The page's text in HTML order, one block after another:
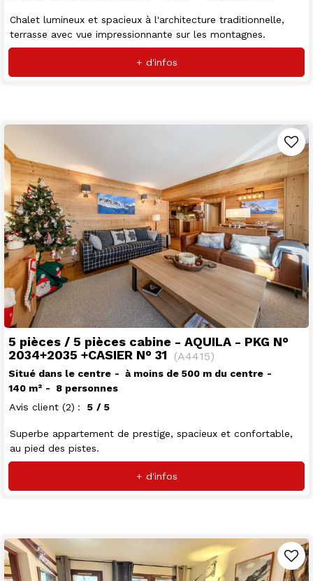
Chalet lumineux et spacieux à l'architecture traditionnelle,
terrasse avec vue impressionnante sur les montagnes.
+ d'infos
5 pièces / 5 pièces cabine - AQUILA - PKG N°
2034+2035 +CASIER N° 31
(A4415)
Situé dans le centre
à moins de 500 m du centre
140 m²
8 personnes
Avis client (2) 5 / 5
Superbe appartement de prestige, spacieux et confortable,
au pied des pistes.
+ d'infos